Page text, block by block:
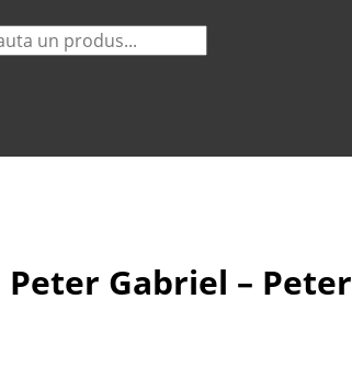
Peter Gabriel – Peter